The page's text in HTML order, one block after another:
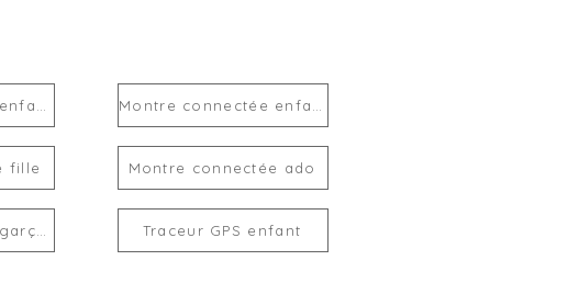
fille Montre connectée ado
Traceur GPS enfant